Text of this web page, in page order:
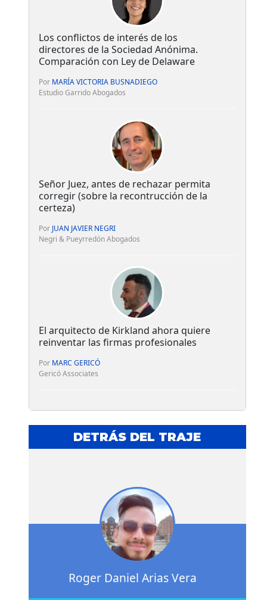
Los conflictos de interés de los
directores de la Sociedad Anónima.
Comparación con Ley de Delaware
Por MARÍA VICTORIA BUSNADIEGO
Estudio Garrido Abogados
Señor Juez, antes de rechazar permita
corregir (sobre la recontrucción de la
certeza)
Por JUAN JAVIER NEGRI
Negri & Pueyrredón Abogados
El arquitecto de Kirkland ahora quiere
reinventar las firmas profesionales
Por MARC GERICÓ
Gericó Associates
DETRÁS DEL TRAJE
Roger Daniel Arias Vera